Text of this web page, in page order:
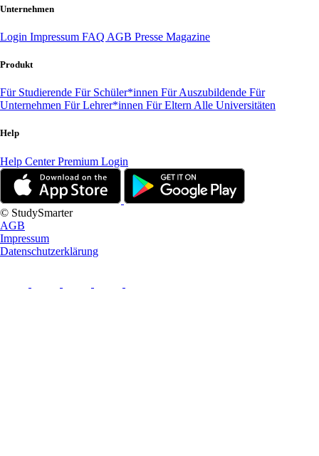
Unternehmen
Login Impressum FAQ AGB Presse Magazine
Produkt
Für Studierende Für Schüler*innen Für Auszubildende Für
Unternehmen Für Lehrer*innen Für Eltern Alle Universitäten
Help
Help CenterPremium Login
© StudySmarter
AGB
Impressum
Datenschutzerklärung